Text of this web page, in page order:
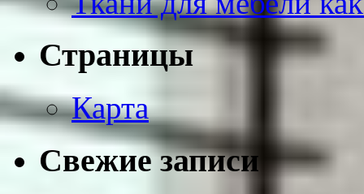
Страницы
Карта
Свежие записи